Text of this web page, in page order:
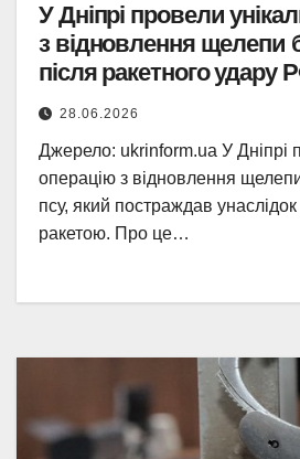
У Дніпрі провели
з відновлення щелепи
після ракетного удару
28.06.2026
Джерело: ukrinform.ua У Дніпрі
операцію з відновлення
псу, який постраждав
ракетою. Про це…